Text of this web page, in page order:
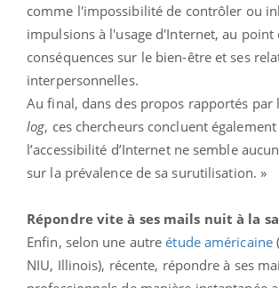
comme l'impossibilité de contrôler ou
impulsions à l'usage d'Internet, au point
conséquences sur le bien-être et ses
interpersonnelles.
Au final, dans des propos rapportés par
log, ces chercheurs concluent également
l’accessibilité d’Internet ne semble
sur la prévalence de sa surutilisation. »
Répondre vite à ses mails nuit à la
Enfin, selon une autreétude américaine
NIU, Illinois), récente, répondre à ses